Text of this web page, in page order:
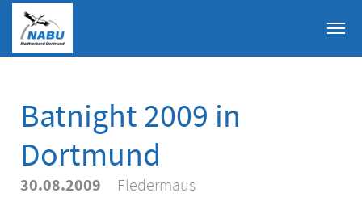
Skip to main content
Batnight 2009 in
Dortmund
30.08.2009
Fledermaus